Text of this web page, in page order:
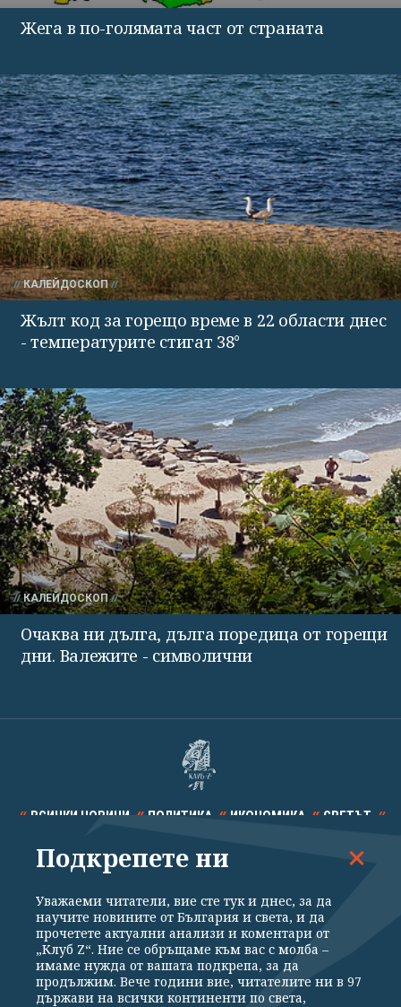
Жега в по-голямата част от страната
КАЛЕЙДОСКОП
Жълт код за горещо време в 22 области днес
- температурите стигат 38°
КАЛЕЙДОСКОП
Очаква ни дълга, дълга поредица от горещи
дни. Валежите - символични
ВСИЧКИ НОВИНИ ПОЛИТИКА ИКОНОМИКА СВЕТЪТ
СПОРТ КУЛТУРА ТЕХНОЛОГИИ КАЛЕЙДОСКОП
Общи условия Политика за поверителност
Подкрепете ни
Уважаеми читатели, вие сте тук и днес, за да
научите новините от България и света, и да
прочетете актуални анализи и коментари от
„Клуб Z“. Ние се обръщаме към вас с молба –
имаме нужда от вашата подкрепа, за да
продължим. Вече години вие, читателите ни в 97
държави на всички континенти по света,